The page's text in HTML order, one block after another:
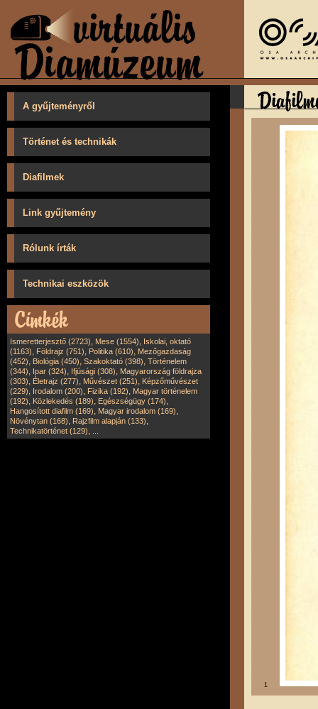
A gyűjteményről
Történet és technikák
Diafilmek
Link gyűjtemény
Rólunk írták
Technikai eszközök
Ismeretterjesztő (2723), Mese (1554), Iskolai, oktató
(1163), Földrajz (751), Politika (610), Mezőgazdaság
(452), Biológia (450), Szakoktató (398), Történelem
(344), Ipar (324), Ifjúsági (308), Magyarország földrajza
(303), Életrajz (277), Művészet (251), Képzőművészet
(229), Irodalom (200), Fizika (192), Magyar történelem
(192), Közlekedés (189), Egészségügy (174),
Hangosított diafilm (169), Magyar irodalom (169),
Növénytan (168), Rajzfilm alapján (133),
Technikatörténet (129),
1